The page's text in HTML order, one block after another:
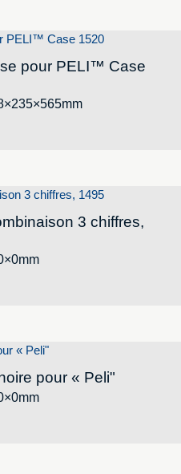
pour PELI™ Case
3 chiffres,
pour « Peli"